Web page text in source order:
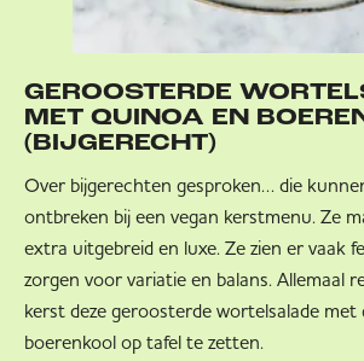
GEROOSTERDE
MET QUINOA EN
(BIJGERECHT)
Over bijgerechten gesproken… die
ontbreken bij een vegan kerstmenu. Ze
extra uitgebreid en luxe. Ze zien er vaak
zorgen voor variatie en balans. Allemaal
kerst deze geroosterde wortelsalade met
boerenkool op tafel te zetten.